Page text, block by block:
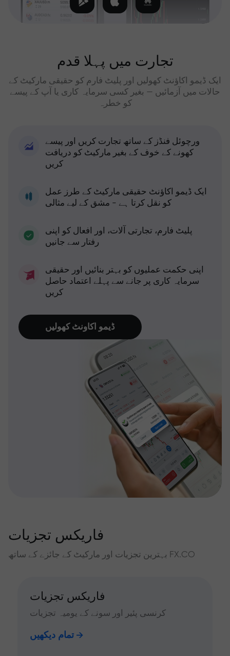
تجارت میں پہلا قدم
ایک ڈیمو اکاؤنٹ کھولیں اور پلیٹ فارم کو حقیقی مارکیٹ کے
حالات میں آزمائیں — بغیر کسی سرمایہ کاری یا آپ کے پیسے
کو خطرہ
ورچوئل فنڈز کے ساتھ تجارت کریں اور پیسے
کھونے کے خوف کے بغیر مارکیٹ کو دریافت
کریں
ایک ڈیمو اکاؤنٹ حقیقی مارکیٹ کے طرز عمل
کو نقل کرتا ہے - مشق کے لیے مثالی
پلیٹ فارم، تجارتی آلات، اور افعال کو اپنی
رفتار سے جانیں
اپنی حکمت عملیوں کو بہتر بنائیں اور حقیقی
سرمایہ کاری پر جانے سے پہلے اعتماد حاصل
کریں
ڈیمو اکاونٹ کھولیں
فاریکس تجزیات
بہترین تجزیات اور مارکیٹ کے جائزے کے ساتھ FX.CO
فاریکس تجزیات
کرنسی پئیر اور سونے کے یومیہ تجزیات
تمام دیکھیں